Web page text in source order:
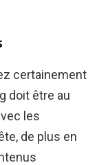
certainement
doit être au
les
de plus en